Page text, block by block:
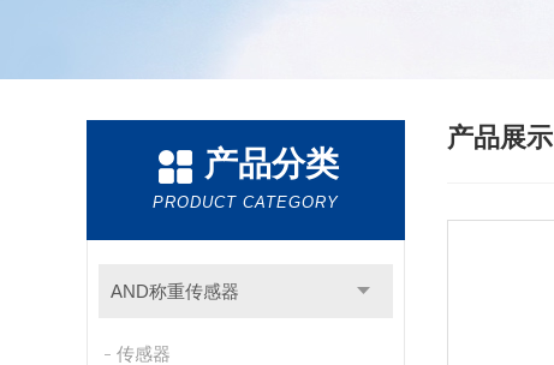
产品分类
PRODUCT CATEGORY
AND称重传感器
传感器
产品展示